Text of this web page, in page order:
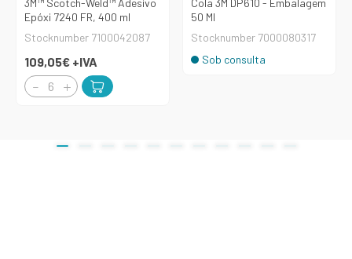
3M™ Scotch-Weld™ Adesivo
Epóxi 7240 FR, 400 ml
Stocknumber 7100042087
109,05€ +IVA
Cola 3M DP610 - Embalagem
50 Ml
Stocknumber 7000080317
Sob consulta